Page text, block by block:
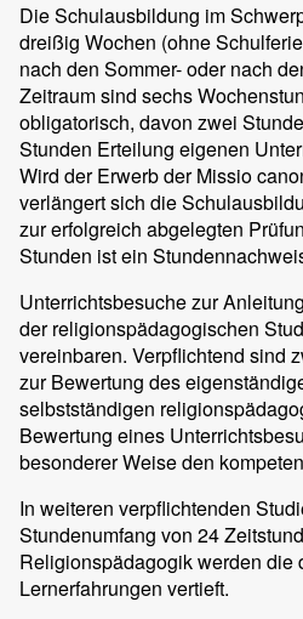
Die Schulausbildung im
dreißig Wochen (ohne
nach den Sommer- oder nach
Zeitraum sind sechs
obligatorisch, davon zwei
Stunden Erteilung eigenen
Wird der Erwerb der Missio
verlängert sich die
zur erfolgreich abgelegten
Stunden ist ein
Unterrichtsbesuche zur
der religionspädagogischen
vereinbaren. Verpflichtend sind
zur Bewertung des
selbstständigen
Bewertung eines
besonderer Weise den
In weiteren verpflichtenden
Stundenumfang von 24
Religionspädagogik werden die
Lernerfahrungen vertieft.